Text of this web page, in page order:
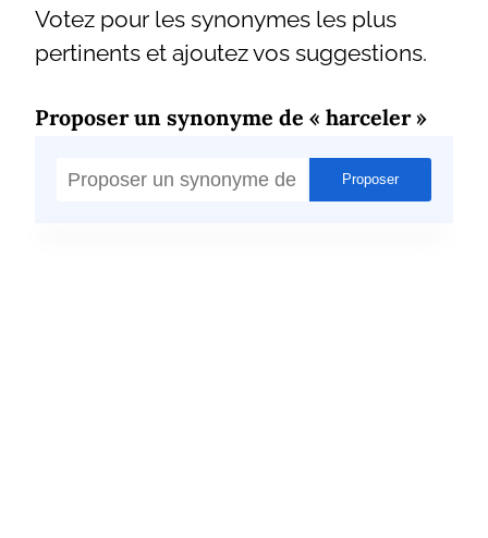
Votez pour les synonymes les plus
pertinents et ajoutez vos suggestions.
Proposer un synonyme de « harceler »